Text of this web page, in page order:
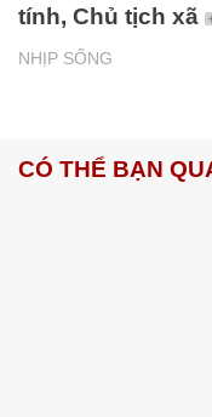
NHỊP SỐNG
tính, Chủ tịch xã
CÓ THỂ BẠN